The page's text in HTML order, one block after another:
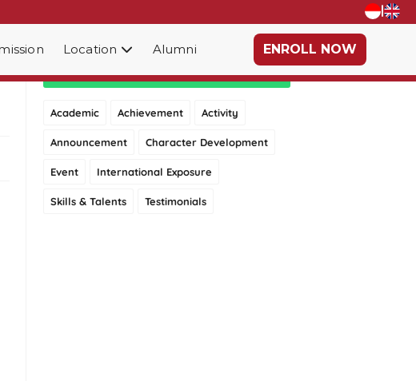
|
Location Alumni ENROLL NOW
Category
Academic Achievement Activity
Announcement Character Development
Event International Exposure
Skills & Talents Testimonials